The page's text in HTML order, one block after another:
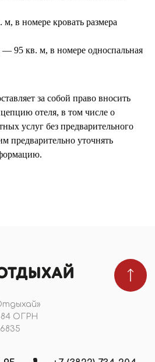
в номере кровать размера
— 95 кв. м, в номере односпальная
за собой право вносить
отеля, в том числе о
услуг без предварительного
предварительно уточнять
данных
НОВОСТИ
03736762